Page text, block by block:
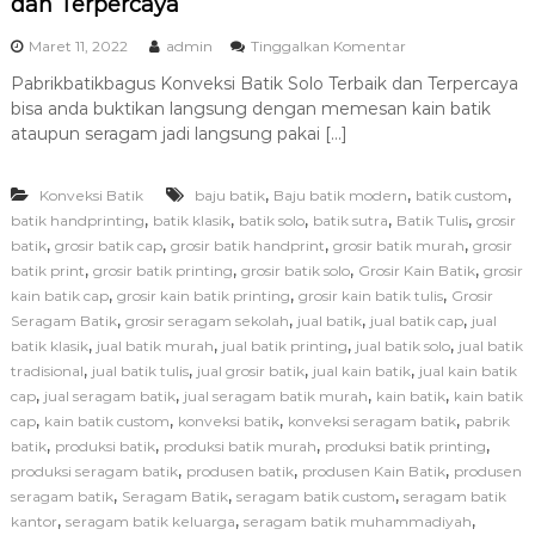
Maret 11, 2022 admin Tinggalkan Komentarp
d
a
r
i
k
a
t
i
k
b
a
u
s
K
o
n
Pabrikbatikbagus Konveksi Batik Solo Terbaik dan Terpercaya
bisa anda buktikan langsung dengan memesan kain batik
ataupun seragam jadi langsung pakai […]
Konveksi Batik baju batik, Baju batik modern, batik custom,
batik handprinting, batik klasik, batik solo, batik sutra, Batik Tulis, grosir
batik, grosir batik cap, grosir batik handprint, grosir batik murah, grosir
batik print, grosir batik printing, grosir batik solo, Grosir Kain Batik, grosir
kain batik cap, grosir kain batik printing, grosir kain batik tulis, Grosir
Seragam Batik, grosir seragam sekolah, jual batik, jual batik cap, jual
batik klasik, jual batik murah, jual batik printing, jual batik solo, jual batik
tradisional, jual batik tulis, jual grosir batik, jual kain batik, jual kain batik
cap, jual seragam batik, jual seragam batik murah, kain batik, kain batik
cap, kain batik custom, konveksi batik, konveksi seragam batik, pabrik
batik, produksi batik, produksi batik murah, produksi batik printing,
produksi seragam batik, produsen batik, produsen Kain Batik, produsen
seragam batik, Seragam Batik, seragam batik custom, seragam batik
kantor, seragam batik keluarga, seragam batik muhammadiyah,